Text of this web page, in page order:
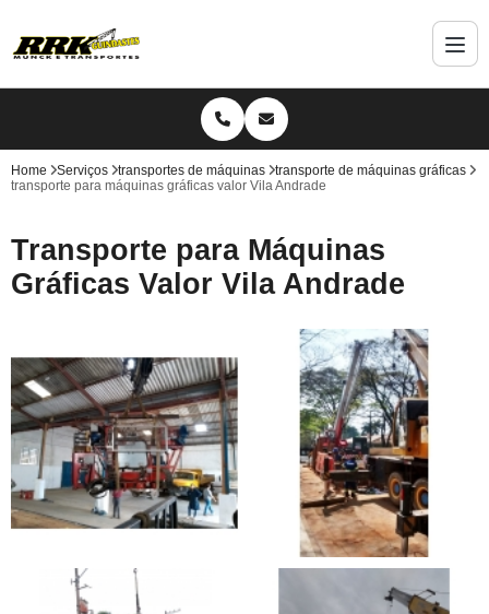
Home Serviços transportes de máquinas
transporte de máquinas gráficas
transporte para máquinas gráficas valor Vila Andrade
Transporte para Máquinas
Gráficas Valor Vila Andrade